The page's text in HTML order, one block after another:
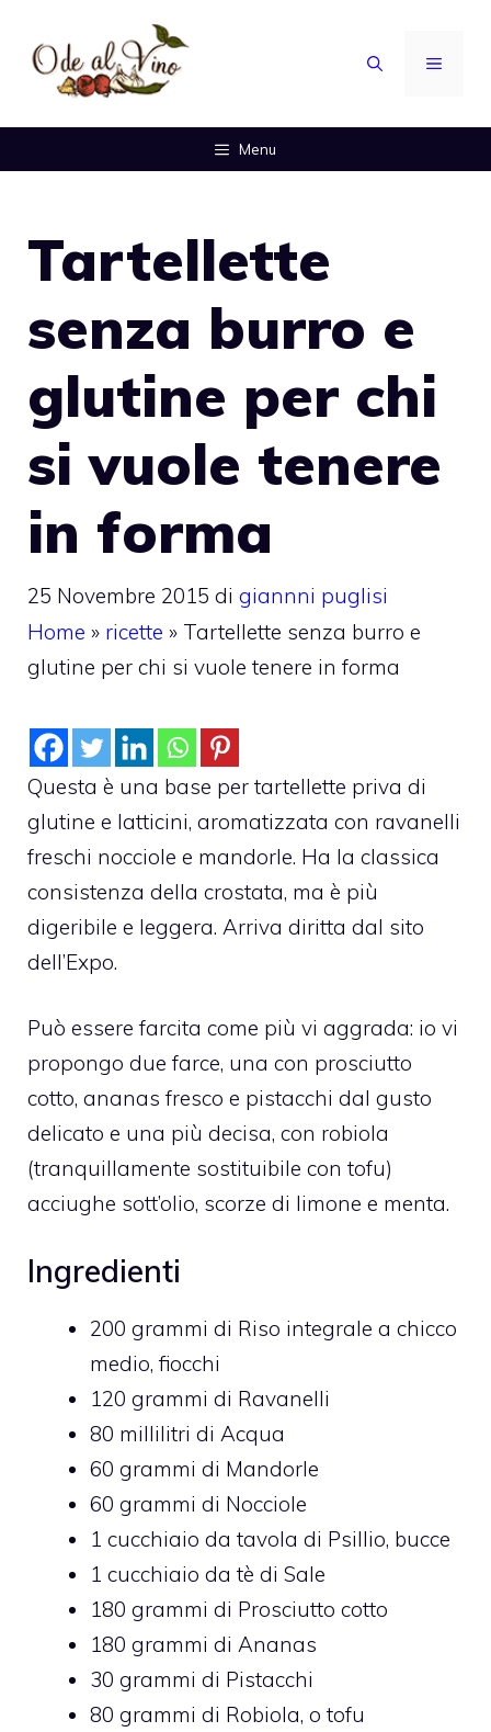
contenuto
MENU
Menu
Tartellette
senza burro e
glutine per chi
si vuole tenere
in forma
25 Novembre 2015 di giannni puglisi
Home » ricette » Tartellette senza burro e
glutine per chi si vuole tenere in forma
Questa è una base per tartellette priva di
glutine e latticini, aromatizzata con ravanelli
freschi nocciole e mandorle. Ha la classica
consistenza della crostata, ma è più
digeribile e leggera. Arriva diritta dal sito
dell’Expo.
Può essere farcita come più vi aggrada: io vi
propongo due farce, una con prosciutto
cotto, ananas fresco e pistacchi dal gusto
delicato e una più decisa, con robiola
(tranquillamente sostituibile con tofu)
acciughe sott’olio, scorze di limone e menta.
Ingredienti
200 grammi di Riso integrale a chicco
medio, fiocchi
120 grammi di Ravanelli
80 millilitri di Acqua
60 grammi di Mandorle
60 grammi di Nocciole
1 cucchiaio da tavola di Psillio, bucce
1 cucchiaio da tè di Sale
180 grammi di Prosciutto cotto
180 grammi di Ananas
30 grammi di Pistacchi
80 grammi di Robiola, o tofu